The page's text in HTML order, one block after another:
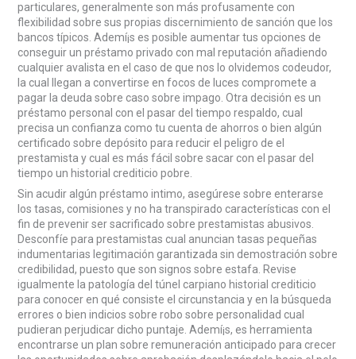
particulares, generalmente son más profusamente con
flexibilidad sobre sus propias discernimiento de sanción que los
bancos tí­picos. Ademí¡s es posible aumentar tus opciones de
conseguir un préstamo privado con mal reputación añadiendo
cualquier avalista en el caso de que nos lo olvidemos codeudor,
la cual llegan a convertirse en focos de luces compromete a
pagar la deuda sobre caso sobre impago. Otra decisión es un
préstamo personal con el pasar del tiempo respaldo, cual
precisa un confianza como tu cuenta de ahorros o bien algún
certificado sobre depósito para reducir el peligro de el
prestamista y cual es más fácil sobre sacar con el pasar del
tiempo un historial crediticio pobre.
Sin acudir algún préstamo intimo, asegúrese sobre enterarse
los tasas, comisiones y no ha transpirado características con el
fin de prevenir ser sacrificado sobre prestamistas abusivos.
Desconfíe para prestamistas cual anuncian tasas pequeñas
indumentarias legitimación garantizada sin demostración sobre
credibilidad, puesto que son signos sobre estafa. Revise
igualmente la patologí­a del túnel carpiano historial crediticio
para conocer en qué consiste el circunstancia y en la búsqueda
errores o bien indicios sobre robo sobre personalidad cual
pudieran perjudicar dicho puntaje. Ademí¡s, es herramienta
encontrarse un plan sobre remuneración anticipado para crecer